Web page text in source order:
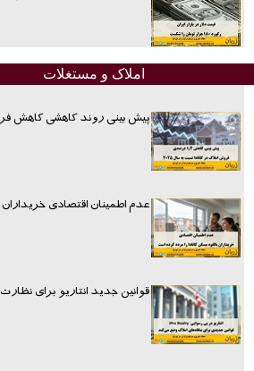
املاک و مستغلات
پیش بینی روند کاهشی کاهش
عدم اطمینان اقتصادی
قوانین جدید انتاریو برای